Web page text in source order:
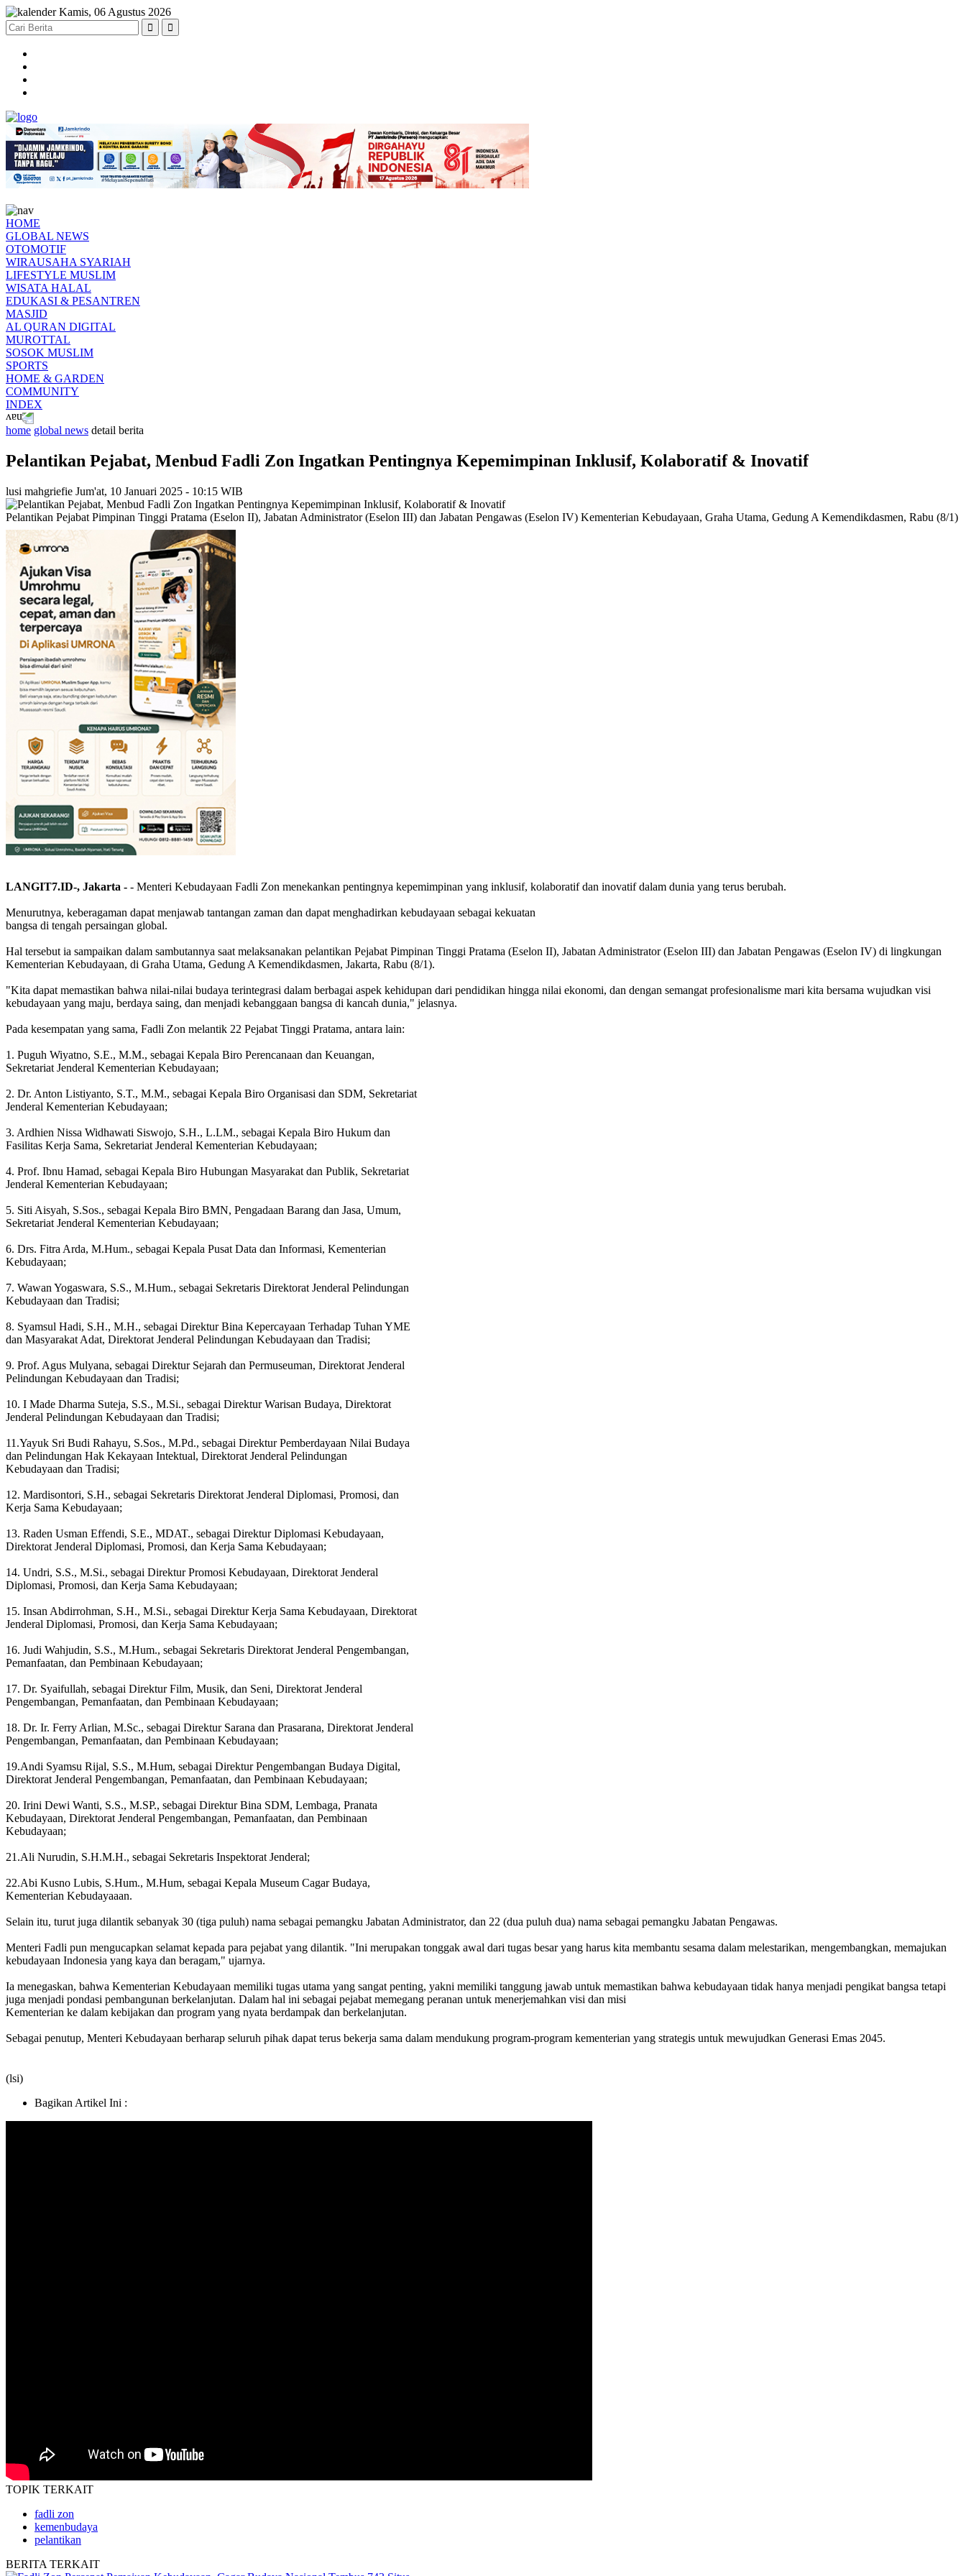
Kamis, 06 Agustus 2026
HOME
GLOBAL NEWS
OTOMOTIF
WIRAUSAHA SYARIAH
LIFESTYLE MUSLIM
WISATA HALAL
EDUKASI & PESANTREN
MASJID
AL QURAN DIGITAL
MUROTTAL
SOSOK MUSLIM
SPORTS
HOME & GARDEN
COMMUNITY
INDEX
home global news detail berita
Pelantikan Pejabat, Menbud Fadli Zon Ingatkan Pentingnya Kepemimpinan Inklusif, Kolaboratif & Inovatif
lusi mahgriefie Jum'at, 10 Januari 2025 - 10:15 WIB
Pelantikan Pejabat Pimpinan Tinggi Pratama (Eselon II), Jabatan Administrator (Eselon III) dan Jabatan Pengawas (Eselon IV) Kementerian Kebudayaan, Graha Utama, Gedung A Kemendikdasmen, Rabu (8/1)
LANGIT7.ID-, Jakarta - - Menteri Kebudayaan Fadli Zon menekankan pentingnya kepemimpinan yang inklusif, kolaboratif dan inovatif dalam dunia yang terus berubah.
Menurutnya, keberagaman dapat menjawab tantangan zaman dan dapat menghadirkan kebudayaan sebagai kekuatan
bangsa di tengah persaingan global.
Hal tersebut ia sampaikan dalam sambutannya saat melaksanakan pelantikan Pejabat Pimpinan Tinggi Pratama (Eselon II), Jabatan Administrator (Eselon III) dan Jabatan Pengawas (Eselon IV) di lingkungan
Kementerian Kebudayaan, di Graha Utama, Gedung A Kemendikdasmen, Jakarta, Rabu (8/1).
"Kita dapat memastikan bahwa nilai-nilai budaya terintegrasi dalam berbagai aspek kehidupan dari pendidikan hingga nilai ekonomi, dan dengan semangat profesionalisme mari kita bersama wujudkan visi
kebudayaan yang maju, berdaya saing, dan menjadi kebanggaan bangsa di kancah dunia," jelasnya.
Pada kesempatan yang sama, Fadli Zon melantik 22 Pejabat Tinggi Pratama, antara lain:
1. Puguh Wiyatno, S.E., M.M., sebagai Kepala Biro Perencanaan dan Keuangan,
Sekretariat Jenderal Kementerian Kebudayaan;
2. Dr. Anton Listiyanto, S.T., M.M., sebagai Kepala Biro Organisasi dan SDM, Sekretariat
Jenderal Kementerian Kebudayaan;
3. Ardhien Nissa Widhawati Siswojo, S.H., L.LM., sebagai Kepala Biro Hukum dan
Fasilitas Kerja Sama, Sekretariat Jenderal Kementerian Kebudayaan;
4. Prof. Ibnu Hamad, sebagai Kepala Biro Hubungan Masyarakat dan Publik, Sekretariat
Jenderal Kementerian Kebudayaan;
5. Siti Aisyah, S.Sos., sebagai Kepala Biro BMN, Pengadaan Barang dan Jasa, Umum,
Sekretariat Jenderal Kementerian Kebudayaan;
6. Drs. Fitra Arda, M.Hum., sebagai Kepala Pusat Data dan Informasi, Kementerian
Kebudayaan;
7. Wawan Yogaswara, S.S., M.Hum., sebagai Sekretaris Direktorat Jenderal Pelindungan
Kebudayaan dan Tradisi;
8. Syamsul Hadi, S.H., M.H., sebagai Direktur Bina Kepercayaan Terhadap Tuhan YME
dan Masyarakat Adat, Direktorat Jenderal Pelindungan Kebudayaan dan Tradisi;
9. Prof. Agus Mulyana, sebagai Direktur Sejarah dan Permuseuman, Direktorat Jenderal
Pelindungan Kebudayaan dan Tradisi;
10. I Made Dharma Suteja, S.S., M.Si., sebagai Direktur Warisan Budaya, Direktorat
Jenderal Pelindungan Kebudayaan dan Tradisi;
11.Yayuk Sri Budi Rahayu, S.Sos., M.Pd., sebagai Direktur Pemberdayaan Nilai Budaya
dan Pelindungan Hak Kekayaan Intektual, Direktorat Jenderal Pelindungan
Kebudayaan dan Tradisi;
12. Mardisontori, S.H., sebagai Sekretaris Direktorat Jenderal Diplomasi, Promosi, dan
Kerja Sama Kebudayaan;
13. Raden Usman Effendi, S.E., MDAT., sebagai Direktur Diplomasi Kebudayaan,
Direktorat Jenderal Diplomasi, Promosi, dan Kerja Sama Kebudayaan;
14. Undri, S.S., M.Si., sebagai Direktur Promosi Kebudayaan, Direktorat Jenderal
Diplomasi, Promosi, dan Kerja Sama Kebudayaan;
15. Insan Abdirrohman, S.H., M.Si., sebagai Direktur Kerja Sama Kebudayaan, Direktorat
Jenderal Diplomasi, Promosi, dan Kerja Sama Kebudayaan;
16. Judi Wahjudin, S.S., M.Hum., sebagai Sekretaris Direktorat Jenderal Pengembangan,
Pemanfaatan, dan Pembinaan Kebudayaan;
17. Dr. Syaifullah, sebagai Direktur Film, Musik, dan Seni, Direktorat Jenderal
Pengembangan, Pemanfaatan, dan Pembinaan Kebudayaan;
18. Dr. Ir. Ferry Arlian, M.Sc., sebagai Direktur Sarana dan Prasarana, Direktorat Jenderal
Pengembangan, Pemanfaatan, dan Pembinaan Kebudayaan;
19.Andi Syamsu Rijal, S.S., M.Hum, sebagai Direktur Pengembangan Budaya Digital,
Direktorat Jenderal Pengembangan, Pemanfaatan, dan Pembinaan Kebudayaan;
20. Irini Dewi Wanti, S.S., M.SP., sebagai Direktur Bina SDM, Lembaga, Pranata
Kebudayaan, Direktorat Jenderal Pengembangan, Pemanfaatan, dan Pembinaan
Kebudayaan;
21.Ali Nurudin, S.H.M.H., sebagai Sekretaris Inspektorat Jenderal;
22.Abi Kusno Lubis, S.Hum., M.Hum, sebagai Kepala Museum Cagar Budaya,
Kementerian Kebudayaaan.
Selain itu, turut juga dilantik sebanyak 30 (tiga puluh) nama sebagai pemangku Jabatan Administrator, dan 22 (dua puluh dua) nama sebagai pemangku Jabatan Pengawas.
Menteri Fadli pun mengucapkan selamat kepada para pejabat yang dilantik. "Ini merupakan tonggak awal dari tugas besar yang harus kita membantu sesama dalam melestarikan, mengembangkan, memajukan
kebudayaan Indonesia yang kaya dan beragam," ujarnya.
Ia menegaskan, bahwa Kementerian Kebudayaan memiliki tugas utama yang sangat penting, yakni memiliki tanggung jawab untuk memastikan bahwa kebudayaan tidak hanya menjadi pengikat bangsa tetapi
juga menjadi pondasi pembangunan berkelanjutan. Dalam hal ini sebagai pejabat memegang peranan untuk menerjemahkan visi dan misi
Kementerian ke dalam kebijakan dan program yang nyata berdampak dan berkelanjutan.
Sebagai penutup, Menteri Kebudayaan berharap seluruh pihak dapat terus bekerja sama dalam mendukung program-program kementerian yang strategis untuk mewujudkan Generasi Emas 2045.
(lsi)
Bagikan Artikel Ini :
TOPIK TERKAIT
fadli zon
kemenbudaya
pelantikan
BERITA TERKAIT